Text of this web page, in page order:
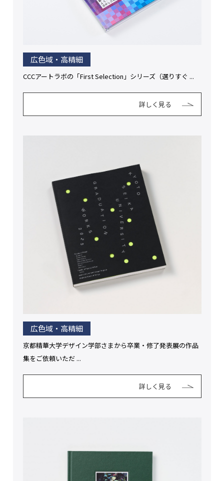
広色域・高精細
CCCアートラボの「First Selection」シリーズ（選りすぐ ...
詳しく見る
広色域・高精細
京都精華大学デザイン学部さまから卒業・修了発表展の作品
集をご依頼いただ ...
詳しく見る